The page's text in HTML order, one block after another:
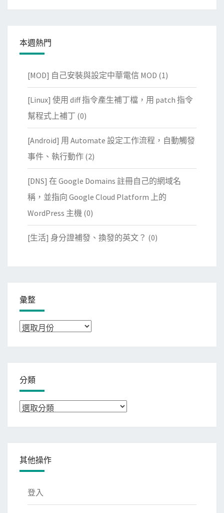
本週熱門
[MOD] 自己安裝與設定中華電信 MOD (1)
[Linux] 使用 diff 指令產生補丁檔，用 patch 指令
幫程式上補丁 (0)
[Android] 用 Automate 設定工作流程，自動觸發
事件、執行動作 (2)
[DNS] 在 Google Domains 註冊自己的網域名
稱，並指向 Google Cloud Platform 上的
WordPress 主機 (0)
[生活] 身分證補發、換發的英文？ (0)
彙整
彙
分類
分
其他操作
登入